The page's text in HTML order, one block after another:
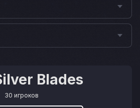
Blades
30 игроков